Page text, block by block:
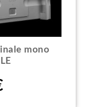
mono